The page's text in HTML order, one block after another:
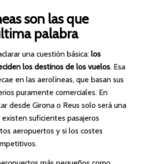
son las que
palabra
una cuestión básica: los
los destinos de los vuelos. Esa
en las aerolíneas, que basan sus
puramente comerciales. En
desde Girona o Reus solo será una
suficientes pasajeros
aeropuertos y si los costes